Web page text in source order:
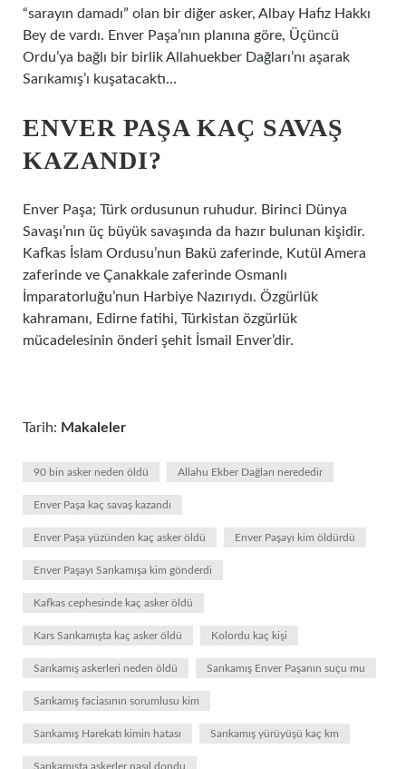
“sarayın damadı” olan bir diğer asker, Albay Hafız Hakkı
Bey de vardı. Enver Paşa’nın planına göre, Üçüncü
Ordu’ya bağlı bir birlik Allahuekber Dağları’nı aşarak
Sarıkamış’ı kuşatacaktı…
ENVER PAŞA KAÇ SAVAŞ
KAZANDI?
Enver Paşa; Türk ordusunun ruhudur. Birinci Dünya
Savaşı’nın üç büyük savaşında da hazır bulunan kişidir.
Kafkas İslam Ordusu’nun Bakü zaferinde, Kutül Amera
zaferinde ve Çanakkale zaferinde Osmanlı
İmparatorluğu’nun Harbiye Nazırıydı. Özgürlük
kahramanı, Edirne fatihi, Türkistan özgürlük
mücadelesinin önderi şehit İsmail Enver’dir.
Tarih: Makaleler
90 bin asker neden öldü Allahu Ekber Dağları nerededir
Enver Paşa kaç savaş kazandı
Enver Paşa yüzünden kaç asker öldü Enver Paşayı kim öldürdü
Enver Paşayı Sarıkamışa kim gönderdi
Kafkas cephesinde kaç asker öldü
Kars Sarıkamışta kaç asker öldü Kolordu kaç kişi
Sarıkamış askerleri neden öldü Sarıkamış Enver Paşanın suçu mu
Sarıkamış faciasının sorumlusu kim
Sarıkamış Harekatı kimin hatası Sarıkamış yürüyüşü kaç km
Sarıkamışta askerler nasıl dondu